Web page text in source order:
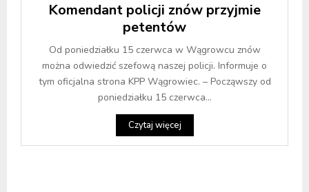
Komendant policji znów przyjmie
petentów
Od poniedziałku 15 czerwca w Wągrowcu znów
można odwiedzić szefową naszej policji. Informuje o
tym oficjalna strona KPP Wągrowiec. – Począwszy od
poniedziałku 15 czerwca...
Czytaj więcej